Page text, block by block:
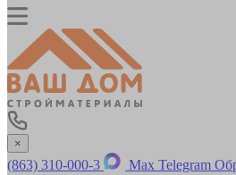
×
(863) 310-000-3 Max Telegram